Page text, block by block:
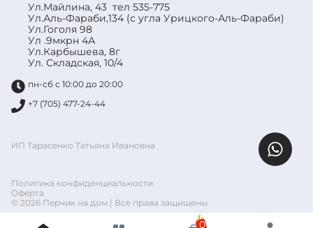
Ул.Майлина, 43 тел 535-775
Ул.Аль-Фараби,134 (с угла Урицкого-Аль-Фараби)
Ул.Гоголя 98
Ул .9мкрн 4А
Ул.Карбышева, 8г
Ул. Складская, 10/4
пн-сб с 10:00 до 20:00
+7 (705) 477-24-44
ИП Тарасенко Татьяна Ивановна
Политика конфиденциальности
Оферта
© 2026 Перчик на дом | Все права защищены
0